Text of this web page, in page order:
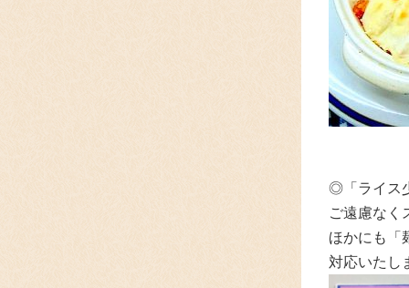
◎「ライス
ご遠慮なく
ほかにも「
対応いたし